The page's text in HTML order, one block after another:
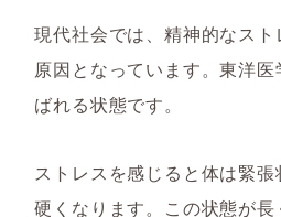
現代社会では、精神的なス
原因となっています。東洋
ばれる状態です。
ストレスを感じると体は緊
硬くなります。この状態が